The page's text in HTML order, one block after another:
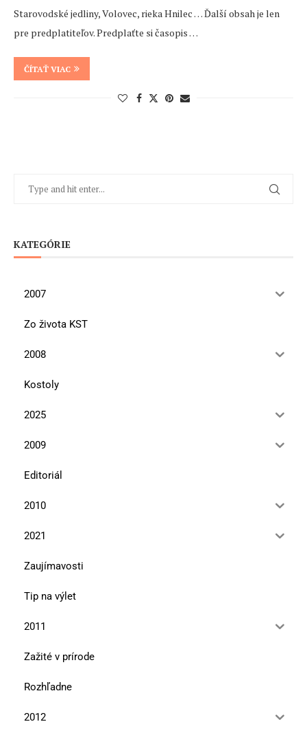
Starovodské jedliny, Volovec, rieka Hnilec … Ďalší obsah je len
pre predplatiteľov. Predplaťte si časopis …
ČÍTAŤ VIAC
KATEGÓRIE
2007
Zo života KST
2008
Kostoly
2025
2009
Editoriál
2010
2021
Zaujímavosti
Tip na výlet
2011
Zažité v prírode
Rozhľadne
2012